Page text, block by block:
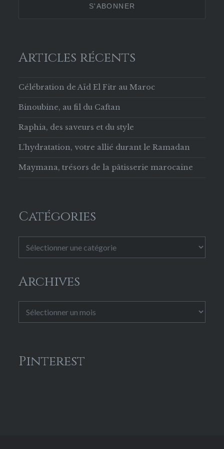
Articles récents
Célébration de Aïd El Fitr au Maroc
Binoubine, au fil du Caftan
Raphia, des saveurs et du style
L’hydratation, votre allié durant le Ramadan
Maymana, trésors de la pâtisserie marocaine
Catégories
Archives
Pinterest